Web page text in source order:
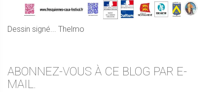
Dessin signé... Thelmo
ABONNEZ-VOUS À CE BLOG PAR E-
MAIL.